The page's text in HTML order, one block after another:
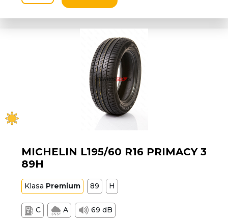
MICHELIN L195/60 R16 PRIMACY 3
89H
Klasa Premium 89 H
C A 69 dB